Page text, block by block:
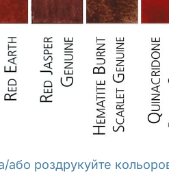
або роздрукуйте